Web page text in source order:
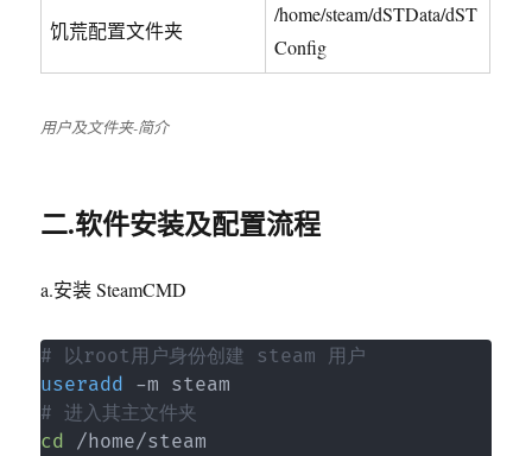
饥荒配置文件夹
/home/steam/dSTData/dST
Config
用户及文件夹-简介
二.软件安装及配置流程
a.安装 SteamCMD
# 以root用户身份创建 steam 用户
useradd
# 进入其主文件夹
cd /home/steam